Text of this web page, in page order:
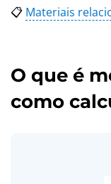
📋 Materiais
O que é
como